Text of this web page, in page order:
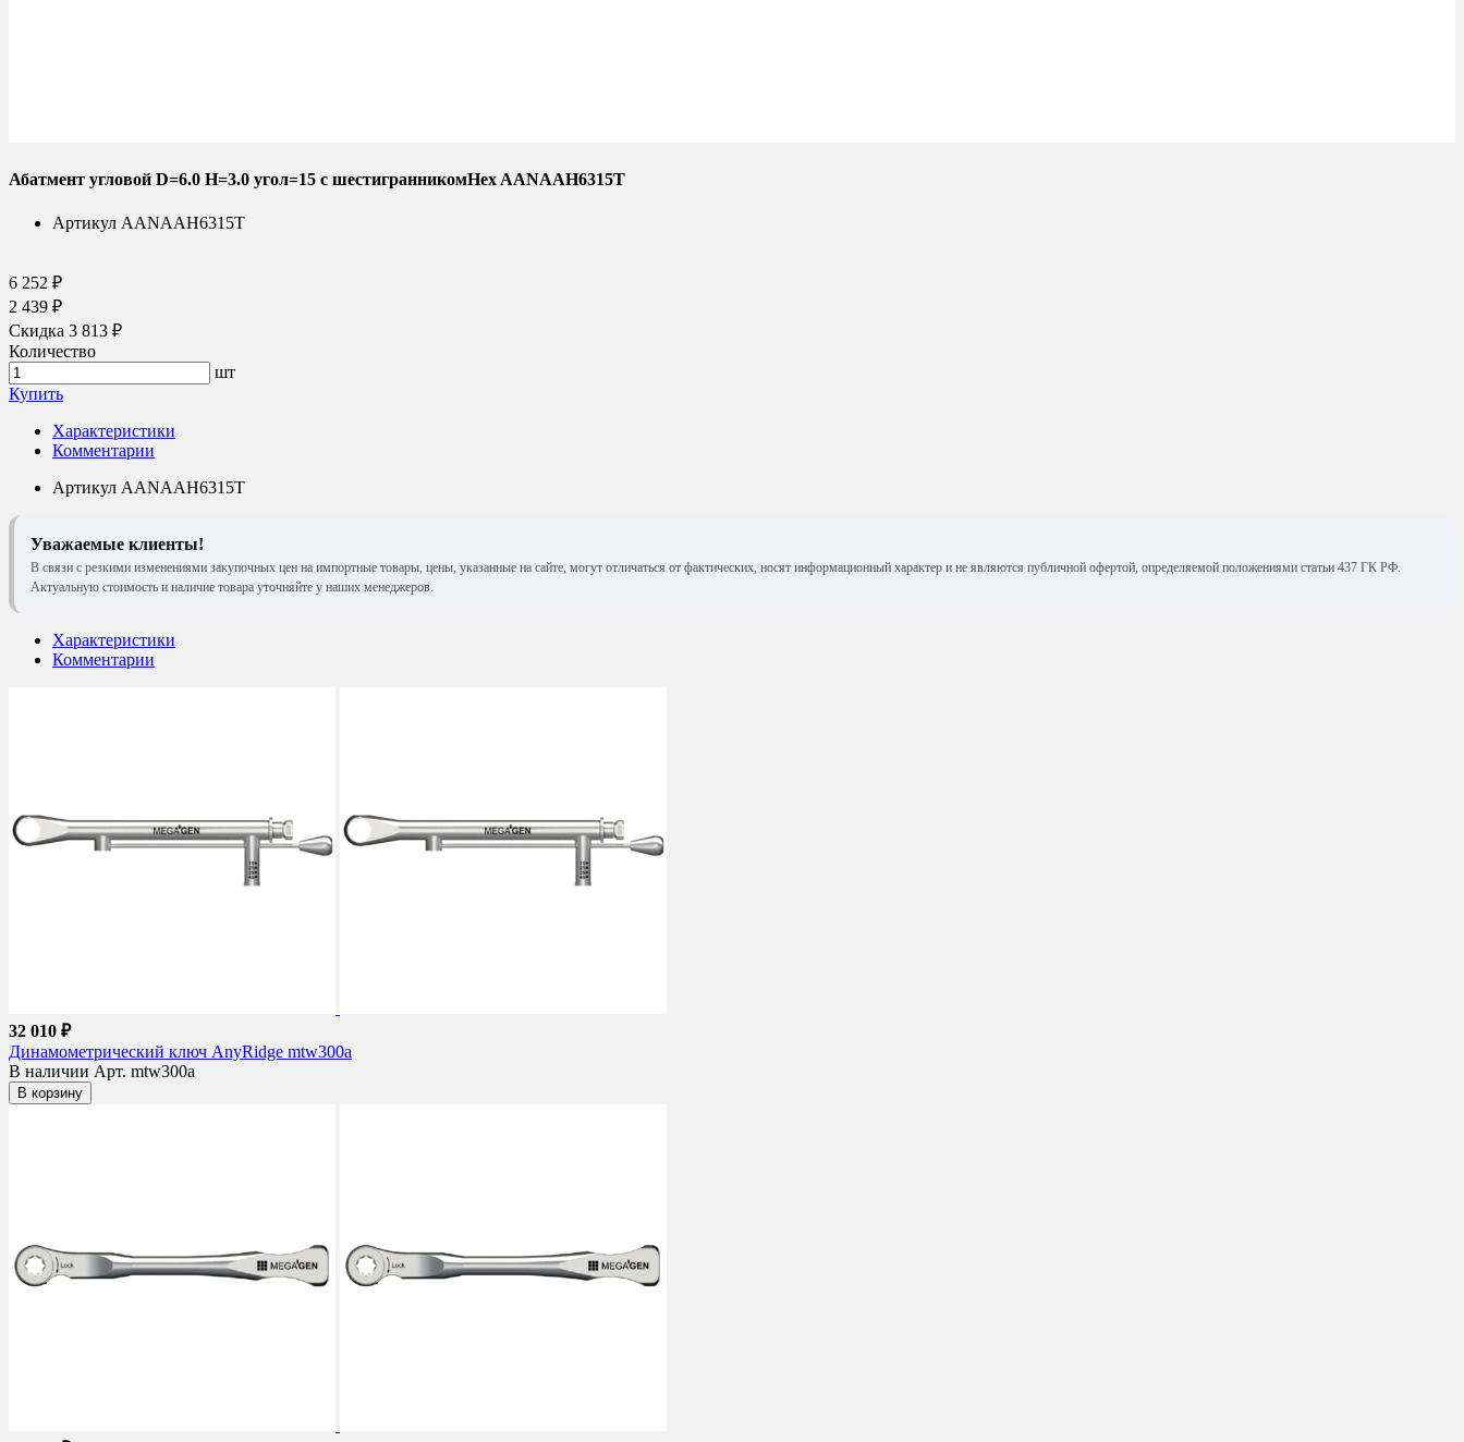
Абатмент угловой D=6.0 H=3.0 угол=15 с шестигранникомHex AANAAH6315T
Артикул AANAAH6315T
6 252 ₽
2 439 ₽
Скидка 3 813 ₽
Количество
шт
Купить
Характеристики
Комментарии
Артикул AANAAH6315T
Уважаемые клиенты!
В связи с резкими изменениями закупочных цен на импортные товары, цены, указанные на сайте, могут отличаться от фактических, носят информационный характер и не являются публичной офертой, определяемой положениями статьи 437 ГК РФ.
Актуальную стоимость и наличие товара уточняйте у наших менеджеров.
Характеристики
Комментарии
32 010 ₽
Динамометрический ключ AnyRidge mtw300a
В наличии Арт. mtw300a
В корзину